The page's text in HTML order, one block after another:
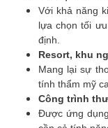
Với khả năng
lựa chọn tối
định.
Resort, khu
Mang lại sự
tính thẩm mỹ
Công trình
Được ứng